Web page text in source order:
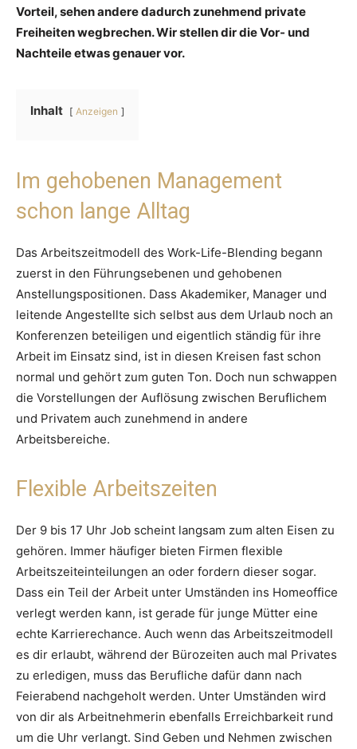
Vorteil, sehen andere dadurch zunehmend private
Freiheiten wegbrechen. Wir stellen dir die Vor- und
Nachteile etwas genauer vor.
Inhalt Anzeigen
Im gehobenen Management
schon lange Alltag
Das Arbeitszeitmodell des Work-Life-Blending begann
zuerst in den Führungsebenen und gehobenen
Anstellungspositionen. Dass Akademiker, Manager und
leitende Angestellte sich selbst aus dem Urlaub noch an
Konferenzen beteiligen und eigentlich ständig für ihre
Arbeit im Einsatz sind, ist in diesen Kreisen fast schon
normal und gehört zum guten Ton. Doch nun schwappen
die Vorstellungen der Auflösung zwischen Beruflichem
und Privatem auch zunehmend in andere
Arbeitsbereiche.
Flexible Arbeitszeiten
Der 9 bis 17 Uhr Job scheint langsam zum alten Eisen zu
gehören. Immer häufiger bieten Firmen flexible
Arbeitszeiteinteilungen an oder fordern dieser sogar.
Dass ein Teil der Arbeit unter Umständen ins Homeoffice
verlegt werden kann, ist gerade für junge Mütter eine
echte Karrierechance. Auch wenn das Arbeitszeitmodell
es dir erlaubt, während der Bürozeiten auch mal Privates
zu erledigen, muss das Berufliche dafür dann nach
Feierabend nachgeholt werden. Unter Umständen wird
von dir als Arbeitnehmerin ebenfalls Erreichbarkeit rund
um die Uhr verlangt. Sind Geben und Nehmen zwischen